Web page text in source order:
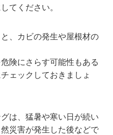
てください。
、カビの発生や屋根材の
険にさらす可能性もある
ェックしておきましょ
は、猛暑や寒い日が続い
災害が発生した後などで